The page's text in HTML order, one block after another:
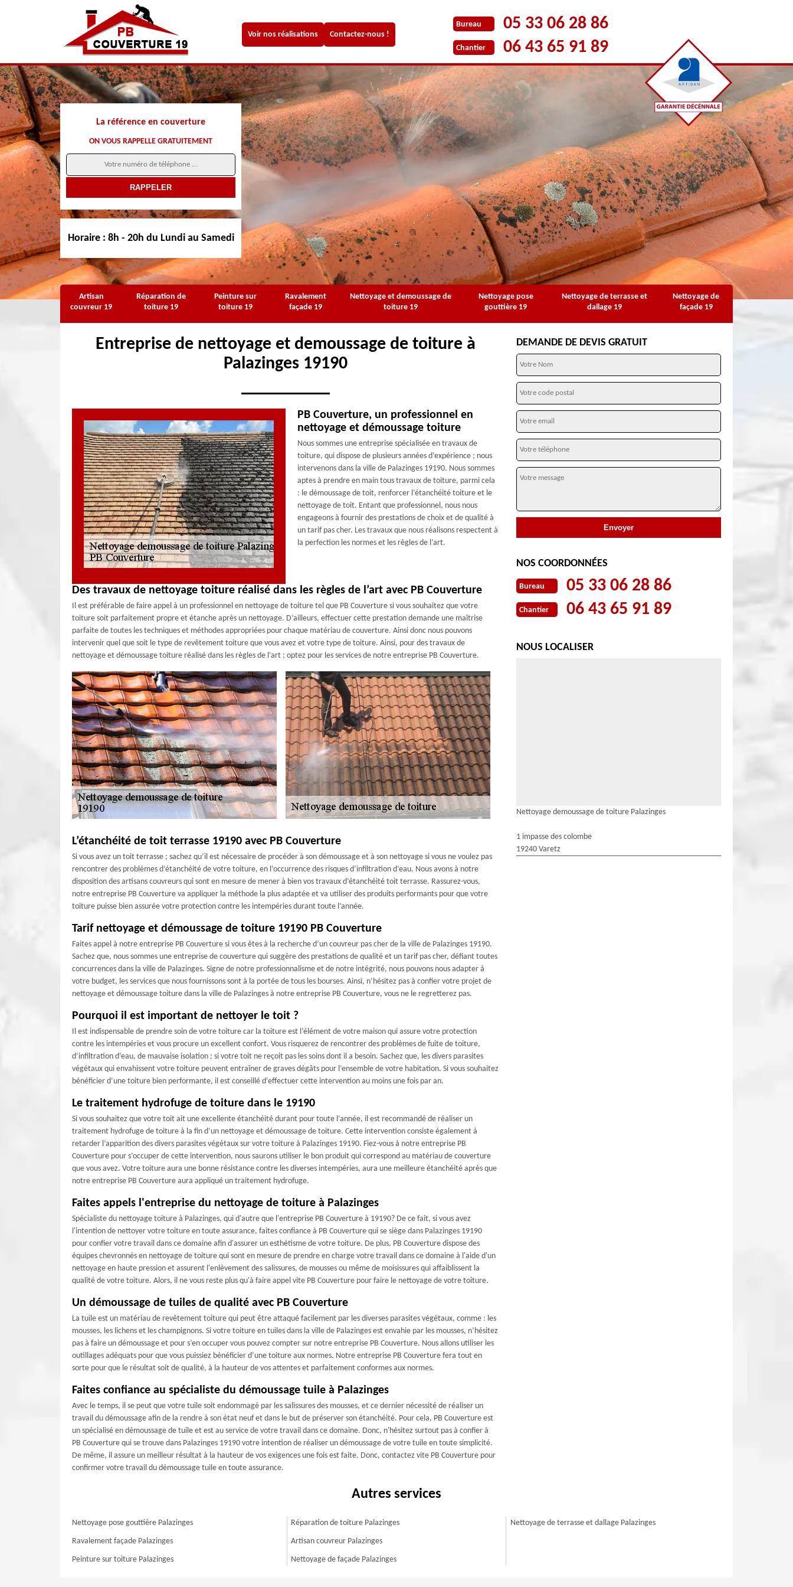
Voir nos réalisations Contactez-nous !
Bureau 05 33 06 28 86
Chantier 06 43 65 91 89
La référence en couverture
ON VOUS RAPPELLE GRATUITEMENT
Horaire : 8h - 20h du Lundi au Samedi
Artisan
couvreur 19
Réparation de
toiture 19
Peinture sur
toiture 19
Ravalement
façade 19
Nettoyage et demoussage de
toiture 19
Nettoyage pose
gouttière 19
Nettoyage de terrasse et
dallage 19
Nettoyage de
façade 19
Entreprise de nettoyage et demoussage de toiture à
Palazinges 19190
PB Couverture, un professionnel en
nettoyage et démoussage toiture
Nous sommes une entreprise spécialisée en travaux de
toiture, qui dispose de plusieurs années d’expérience ; nous
intervenons dans la ville de Palazinges 19190. Nous sommes
aptes à prendre en main tous travaux de toiture, parmi cela
: le démoussage de toit, renforcer l’étanchéité toiture et le
nettoyage de toit. Entant que professionnel, nous nous
engageons à fournir des prestations de choix et de qualité à
un tarif pas cher. Les travaux que nous réalisons respectent à
la perfection les normes et les règles de l’art.
Des travaux de nettoyage toiture réalisé dans les règles de l’art avec PB Couverture
Il est préférable de faire appel à un professionnel en nettoyage de toiture tel que PB Couverture si vous souhaitez que votre
toiture soit parfaitement propre et étanche après un nettoyage. D’ailleurs, effectuer cette prestation demande une maîtrise
parfaite de toutes les techniques et méthodes appropriées pour chaque matériau de couverture. Ainsi donc nous pouvons
intervenir quel que soit le type de revêtement toiture que vous avez et votre type de toiture. Ainsi, pour des travaux de
nettoyage et démoussage toiture réalisé dans les règles de l’art ; optez pour les services de notre entreprise PB Couverture.
L’étanchéité de toit terrasse 19190 avec PB Couverture
Si vous avez un toit terrasse ; sachez qu’il est nécessaire de procéder à son démoussage et à son nettoyage si vous ne voulez pas
rencontrer des problèmes d’étanchéité de votre toiture, en l’occurrence des risques d’infiltration d’eau. Nous avons à notre
disposition des artisans couvreurs qui sont en mesure de mener à bien vos travaux d’étanchéité toit terrasse. Rassurez-vous,
notre entreprise PB Couverture va appliquer la méthode la plus adaptée et va utiliser des produits performants pour que votre
toiture puisse bien assurée votre protection contre les intempéries durant toute l’année.
Tarif nettoyage et démoussage de toiture 19190 PB Couverture
Faites appel à notre entreprise PB Couverture si vous êtes à la recherche d’un couvreur pas cher de la ville de Palazinges 19190.
Sachez que, nous sommes une entreprise de couverture qui suggère des prestations de qualité et un tarif pas cher, défiant toutes
concurrences dans la ville de Palazinges. Signe de notre professionnalisme et de notre intégrité, nous pouvons nous adapter à
votre budget, les services que nous fournissons sont à la portée de tous les bourses. Ainsi, n’hésitez pas à confier votre projet de
nettoyage et démoussage toiture dans la ville de Palazinges à notre entreprise PB Couverture, vous ne le regretterez pas.
Pourquoi il est important de nettoyer le toit ?
Il est indispensable de prendre soin de votre toiture car la toiture est l’élément de votre maison qui assure votre protection
contre les intempéries et vous procure un excellent confort. Vous risquerez de rencontrer des problèmes de fuite de toiture,
d’infiltration d’eau, de mauvaise isolation ; si votre toit ne reçoit pas les soins dont il a besoin. Sachez que, les divers parasites
végétaux qui envahissent votre toiture peuvent entraîner de graves dégâts pour l’ensemble de votre habitation. Si vous souhaitez
bénéficier d’une toiture bien performante, il est conseillé d’effectuer cette intervention au moins une fois par an.
Le traitement hydrofuge de toiture dans le 19190
Si vous souhaitez que votre toit ait une excellente étanchéité durant pour toute l’année, il est recommandé de réaliser un
traitement hydrofuge de toiture à la fin d’un nettoyage et démoussage de toiture. Cette intervention consiste également à
retarder l’apparition des divers parasites végétaux sur votre toiture à Palazinges 19190. Fiez-vous à notre entreprise PB
Couverture pour s’occuper de cette intervention, nous saurons utiliser le bon produit qui correspond au matériau de couverture
que vous avez. Votre toiture aura une bonne résistance contre les diverses intempéries, aura une meilleure étanchéité après que
notre entreprise PB Couverture aura appliqué un traitement hydrofuge.
Faites appels l'entreprise du nettoyage de toiture à Palazinges
Spécialiste du nettoyage toiture à Palazinges, qui d'autre que l'entreprise PB Couverture à 19190? De ce fait, si vous avez
l'intention de nettoyer votre toiture en toute assurance, faites confiance à PB Couverture qui se siège dans Palazinges 19190
pour confier votre travail dans ce domaine afin d'assurer un esthétisme de votre toiture. De plus, PB Couverture dispose des
équipes chevronnés en nettoyage de toiture qui sont en mesure de prendre en charge votre travail dans ce domaine à l'aide d'un
nettoyage en haute pression et assurent l'enlèvement des salissures, de mousses ou même de moisissures qui affaiblissent la
qualité de votre toiture. Alors, il ne vous reste plus qu'à faire appel vite PB Couverture pour faire le nettoyage de votre toiture.
Un démoussage de tuiles de qualité avec PB Couverture
La tuile est un matériau de revêtement toiture qui peut être attaqué facilement par les diverses parasites végétaux, comme : les
mousses, les lichens et les champignons. Si votre toiture en tuiles dans la ville de Palazinges est envahie par les mousses, n’hésitez
pas à faire un démoussage et pour s’en occuper vous pouvez compter sur notre entreprise PB Couverture. Nous allons utiliser les
outillages adéquats pour que vous puissiez bénéficier d’une toiture aux normes. Notre entreprise PB Couverture fera tout en
sorte pour que le résultat soit de qualité, à la hauteur de vos attentes et parfaitement conformes aux normes.
Faites confiance au spécialiste du démoussage tuile à Palazinges
Avec le temps, il se peut que votre tuile soit endommagé par les salissures des mousses, et ce dernier nécessité de réaliser un
travail du démoussage afin de la rendre à son état neuf et dans le but de préserver son étanchéité. Pour cela, PB Couverture est
un spécialisé en démoussage de tuile et est au service de votre travail dans ce domaine. Donc, n'hésitez surtout pas à confier à
PB Couverture qui se trouve dans Palazinges 19190 votre intention de réaliser un démoussage de votre tuile en toute simplicité.
De même, il assure un meilleur résultat à la hauteur de vos exigences une fois est faite. Donc, contactez vite PB Couverture pour
confirmer votre travail du démoussage tuile en toute assurance.
DEMANDE DE DEVIS GRATUIT
NOS COORDONNÉES
Bureau 05 33 06 28 86
Chantier 06 43 65 91 89
NOUS LOCALISER
Nettoyage demoussage de toiture Palazinges
1 impasse des colombe
19240 Varetz
Autres services
Nettoyage pose gouttière Palazinges
Ravalement façade Palazinges
Peinture sur toiture Palazinges
Réparation de toiture Palazinges
Artisan couvreur Palazinges
Nettoyage de façade Palazinges
Nettoyage de terrasse et dallage Palazinges